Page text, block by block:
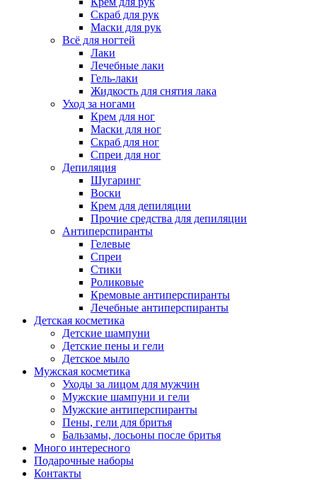
Скраб для рук
Маски для рук
Всё для ногтей
Лаки
Лечебные лаки
Гель-лаки
Жидкость для снятия лака
Уход за ногами
Крем для ног
Маски для ног
Скраб для ног
Спреи для ног
Депиляция
Шугаринг
Воски
Крем для депиляции
Прочие средства для депиляции
Антиперспиранты
Гелевые
Спреи
Стики
Роликовые
Кремовые антиперспиранты
Лечебные антиперспиранты
Детская косметика
Детские шампуни
Детские пены и гели
Детское мыло
Мужская косметика
Уходы за лицом для мужчин
Мужские шампуни и гели
Мужские антиперспиранты
Пены, гели для бритья
Бальзамы, лосьоны после бритья
Много интересного
Подарочные наборы
Контакты